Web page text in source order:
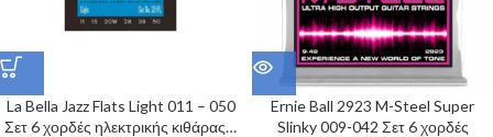
La Bella Jazz Flats Light 011 – 050
Σετ 6 χορδές ηλεκτρικής κιθάρας…
Ernie Ball 2923 M-Steel Super
Slinky 009-042 Σετ 6 χορδές